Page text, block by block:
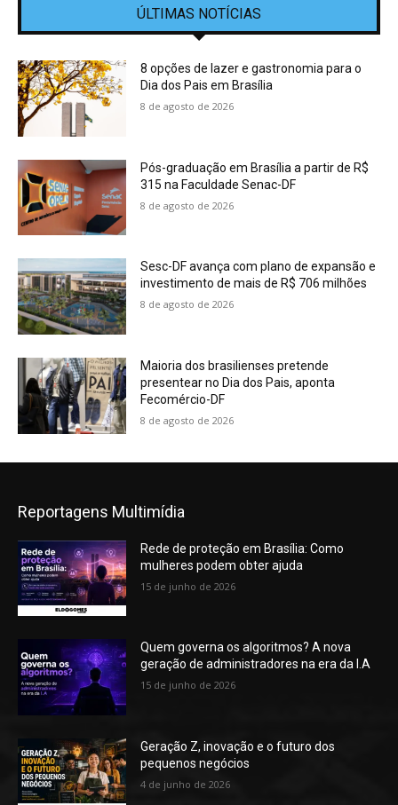
ÚLTIMAS NOTÍCIAS
8 opções de lazer e gastronomia para o
Dia dos Pais em Brasília
8 de agosto de 2026
Pós-graduação em Brasília a partir de R$
315 na Faculdade Senac-DF
8 de agosto de 2026
Sesc-DF avança com plano de expansão e
investimento de mais de R$ 706 milhões
8 de agosto de 2026
Maioria dos brasilienses pretende
presentear no Dia dos Pais, aponta
Fecomércio-DF
8 de agosto de 2026
Reportagens Multimídia
Rede de proteção em Brasília: Como
mulheres podem obter ajuda
15 de junho de 2026
Quem governa os algoritmos? A nova
geração de administradores na era da I.A
15 de junho de 2026
Geração Z, inovação e o futuro dos
pequenos negócios
4 de junho de 2026